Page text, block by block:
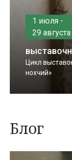
1 июля -
29 августа
Цикл
нохчий»
Блог